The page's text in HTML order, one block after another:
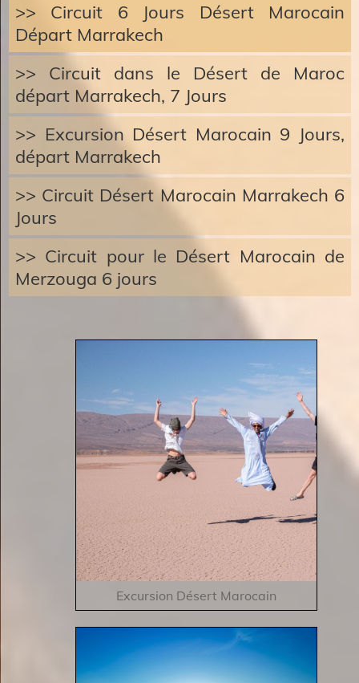
>> Circuit 6 Jours Désert Marocain
Départ Marrakech
>> Circuit dans le Désert de Maroc
départ Marrakech, 7 Jours
>> Excursion Désert Marocain 9 Jours,
départ Marrakech
>> Circuit Désert Marocain Marrakech 6
Jours
>> Circuit pour le Désert Marocain de
Merzouga 6 jours
Excursion Désert Marocain